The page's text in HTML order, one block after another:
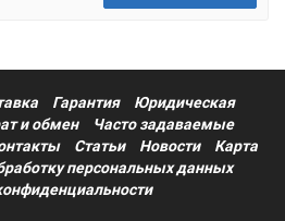
Гарантия
Юридическая
и обмен
Часто задаваемые
Статьи Новости
Карта
персональных данных